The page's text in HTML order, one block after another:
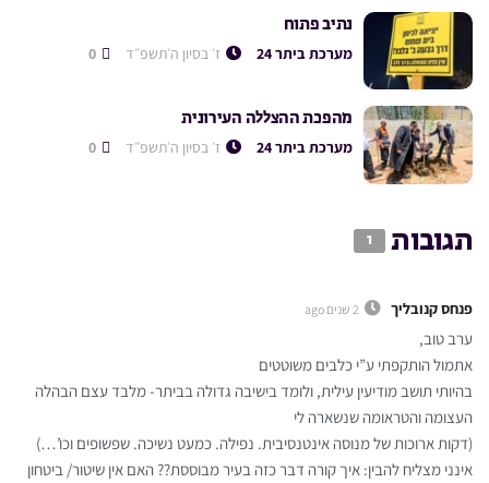
נתיב פתוח
מערכת ביתר 24 ז׳ בסיון ה׳תשפ״ד
מהפכת ההצללה העירונית
מערכת ביתר 24 ז׳ בסיון ה׳תשפ״ד
תגובות 1
פנחס קנובליך 2 שנים ago
ערב טוב,
אתמול הותקפתי ע”י כלבים משוטטים
בהיותי תושב מודיעין עילית, ולומד בישיבה גדולה בביתר- מלבד עצם הבהלה
העצומה והטראומה שנשארה לי
(דקות ארוכות של מנוסה אינטנסיבית. נפילה. כמעט נשיכה. שפשופים וכו’…)
אינני מצליח להבין: איך קורה דבר כזה בעיר מבוססת?? האם אין שיטור/ ביטחון